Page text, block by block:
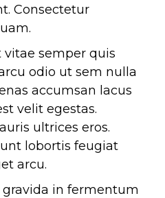
Consectetur
semper quis
odio ut sem nulla
accumsan lacus
velit egestas.
ultrices eros.
lobortis feugiat
arcu.
in fermentum